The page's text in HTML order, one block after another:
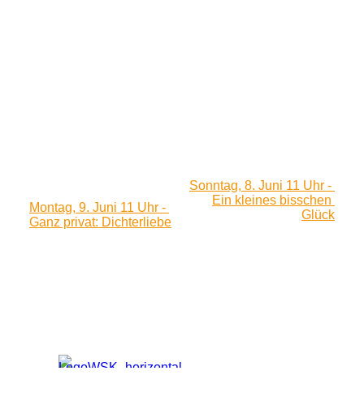
Montag, 9. Juni 11 Uhr -
Ganz privat: Dichterliebe
Sonntag, 8. Juni 11 Uhr -
Ein kleines bisschen
Glück